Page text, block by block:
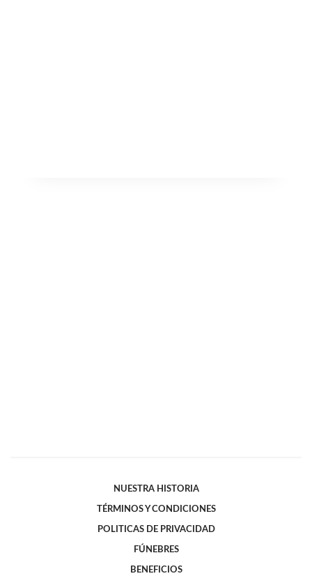
NUESTRA HISTORIA
TÉRMINOS Y CONDICIONES
POLITICAS DE PRIVACIDAD
FÚNEBRES
BENEFICIOS